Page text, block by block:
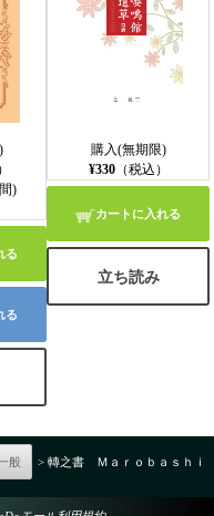
)
る
る
購入(無期限)
¥330（税込）
カートに入れる
立ち読み
般 > 轉之書 Ｍａｒｏｂａｓｈ